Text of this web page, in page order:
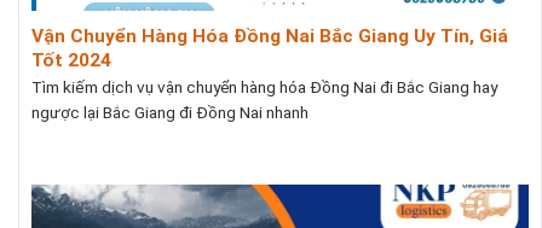
Vận Chuyển Hàng Hóa Đồng Nai Bắc Giang Uy Tín, Giá
Tốt 2024
Tìm kiếm dịch vụ vận chuyển hàng hóa Đồng Nai đi Bắc Giang hay
ngược lại Bắc Giang đi Đồng Nai nhanh